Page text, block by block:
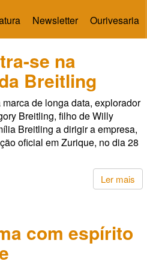
Newsletter Ourivesaria
se na
Breitling
de longa data, explorador
Breitling, filho de Willy
Breitling a dirigir a empresa,
oficial em Zurique, no dia 28
Ler mais
com espírito